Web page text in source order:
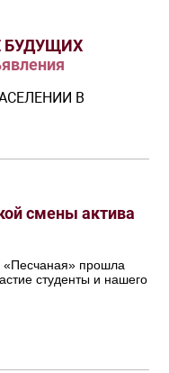
БУДУЩИХ
В
смены актива
прошла
студенты и нашего